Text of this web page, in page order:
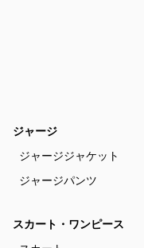
ジャージ
ジャージジャケット
ジャージパンツ
スカート・ワンピース